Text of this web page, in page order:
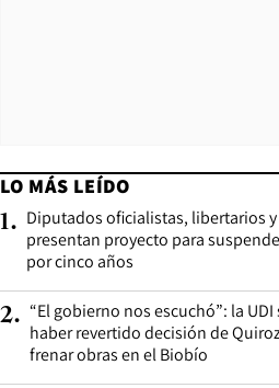
LO MÁS LEÍDO
1. Diputados oficialistas, libertarios y
presentan proyecto para
por cinco años
2. “El gobierno nos escuchó”: la
haber revertido decisión de
frenar obras en el Biobío